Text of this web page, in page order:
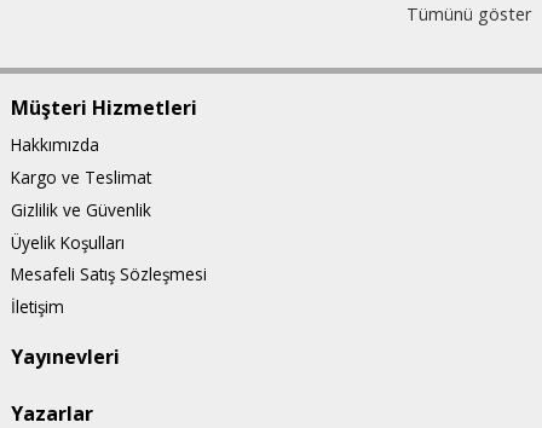
Tümünü göster
Müşteri Hizmetleri
Hakkımızda
Kargo ve Teslimat
Gizlilik ve Güvenlik
Üyelik Koşulları
Mesafeli Satış Sözleşmesi
İletişim
Yayınevleri
Yazarlar